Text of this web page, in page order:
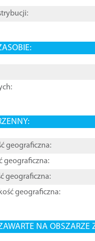
geograficzna:
geograficzna:
geograficzna:
geograficzna:
NA OBSZARZE